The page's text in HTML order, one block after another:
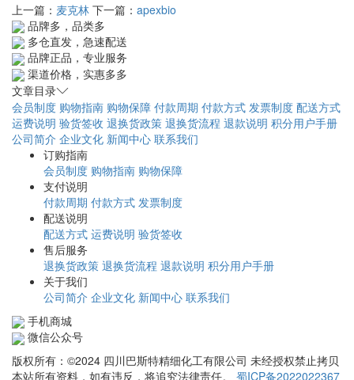
上一篇： 麦克林 下一篇： apexbio
品牌多，品类多
多仓直发，急速配送
品牌正品，专业服务
渠道价格，实惠多多
文章目录
会员制度 购物指南 购物保障 付款周期 付款方式 发票制度 配送方式
运费说明 验货签收 退换货政策 退换货流程 退款说明 积分用户手册
公司简介 企业文化 新闻中心 联系我们
订购指南
会员制度 购物指南 购物保障
支付说明
付款周期 付款方式 发票制度
配送说明
配送方式 运费说明 验货签收
售后服务
退换货政策 退换货流程 退款说明 积分用户手册
关于我们
公司简介 企业文化 新闻中心 联系我们
手机商城
微信公众号
版权所有：©2024 四川巴斯特精细化工有限公司 未经授权禁止拷贝
本站所有资料，如有违反，将追究法律责任。 蜀ICP备2022022367